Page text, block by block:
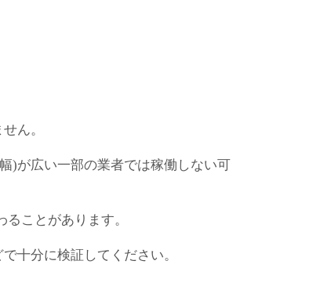
ん。
)が広い一部の業者では稼働しない可
ことがあります。
十分に検証してください。